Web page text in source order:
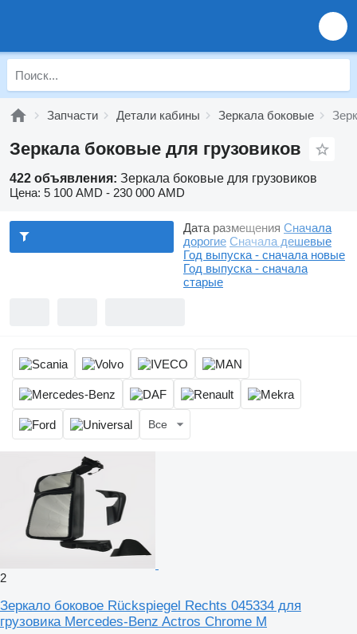
Запчасти Детали кабины Зеркала боковые
Зеркала боковые для грузовиков
422 объявления: Зеркала боковые для грузовиков
Цена: 5 100 AMD - 230 000 AMD
Дата размещения Сначала
дорогие Сначала дешевые
Год выпуска - сначала новые
Год выпуска - сначала
старые
Все
2
Зеркало боковое Rückspiegel Rechts 045334 для
грузовика Mercedes-Benz Actros Chrome M